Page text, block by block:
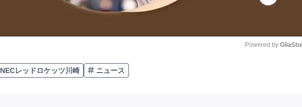
Powered by
NECレッドロケッツ川崎 ニュース